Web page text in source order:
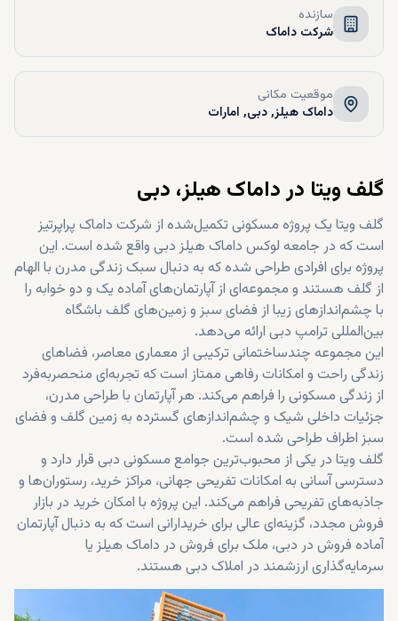
سازنده
شرکت داماک
موقعیت مکانی
داماک هیلز, دبی, امارات
گلف ویتا در داماک هیلز، دبی
گلف ویتا یک پروژه مسکونی تکمیل‌شده از شرکت داماک پراپرتیز
است که در جامعه لوکس داماک هیلز دبی واقع شده است. این
پروژه برای افرادی طراحی شده که به دنبال سبک زندگی مدرن با الهام
از گلف هستند و مجموعه‌ای از آپارتمان‌های آماده یک و دو خوابه را
با چشم‌اندازهای زیبا از فضای سبز و زمین‌های گلف باشگاه
بین‌المللی ترامپ دبی ارائه می‌دهد.
این مجموعه چندساختمانی ترکیبی از معماری معاصر، فضاهای
زندگی راحت و امکانات رفاهی ممتاز است که تجربه‌ای منحصربه‌فرد
از زندگی مسکونی را فراهم می‌کند. هر آپارتمان با طراحی مدرن،
جزئیات داخلی شیک و چشم‌اندازهای گسترده به زمین گلف و فضای
سبز اطراف طراحی شده است.
گلف ویتا در یکی از محبوب‌ترین جوامع مسکونی دبی قرار دارد و
دسترسی آسانی به امکانات تفریحی جهانی، مراکز خرید، رستوران‌ها و
جاذبه‌های تفریحی فراهم می‌کند. این پروژه با امکان خرید در بازار
فروش مجدد، گزینه‌ای عالی برای خریدارانی است که به دنبال آپارتمان
آماده فروش در دبی، ملک برای فروش در داماک هیلز یا
سرمایه‌گذاری ارزشمند در املاک دبی هستند.